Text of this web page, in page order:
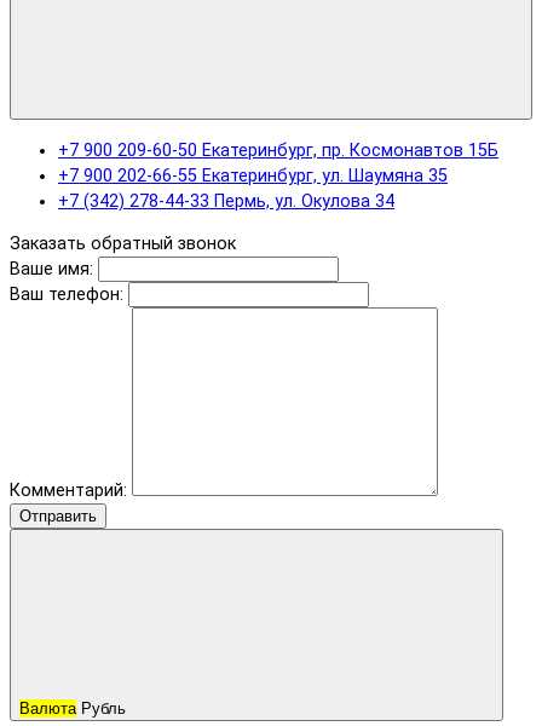
+7 900 209-60-50 Екатеринбург, пр. Космонавтов 15Б
+7 900 202-66-55 Екатеринбург, ул. Шаумяна 35
+7 (342) 278-44-33 Пермь, ул. Окулова 34
Заказать обратный звонок
Ваше имя:
Ваш телефон:
Комментарий:
Отправить
Валюта Рубль